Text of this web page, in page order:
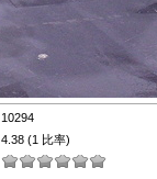
10294
4.38 (1 比率)